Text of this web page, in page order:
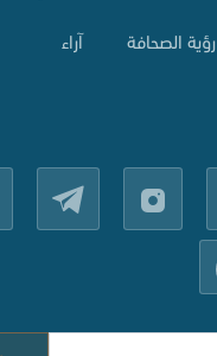
رؤية الصحافة آراء